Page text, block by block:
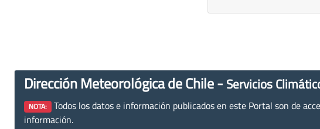
Dirección Meteorológica de Chile - Servicios
NOTA: Todos los datos e información publicados en este Portal son de
información.